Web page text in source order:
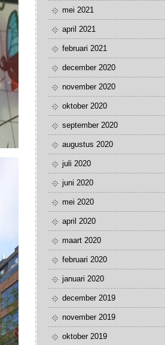
mei 2021
april 2021
februari 2021
december 2020
november 2020
oktober 2020
september 2020
augustus 2020
juli 2020
juni 2020
mei 2020
april 2020
maart 2020
februari 2020
januari 2020
december 2019
november 2019
oktober 2019